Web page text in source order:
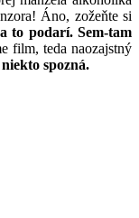
Áno, zožeňte si
to podarí. Sem-tam
film, teda naozajstný
spozná.